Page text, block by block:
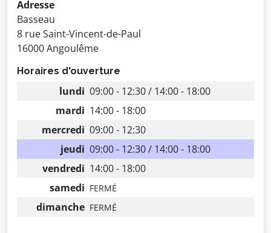
Adresse
Basseau
8 rue Saint-Vincent-de-Paul
16000 Angoulême
Horaires d'ouverture
lundi 09:00 - 12:30 / 14:00 - 18:00
mardi 14:00 - 18:00
mercredi 09:00 - 12:30
jeudi 09:00 - 12:30 / 14:00 - 18:00
vendredi 14:00 - 18:00
samedi FERMÉ
dimanche FERMÉ